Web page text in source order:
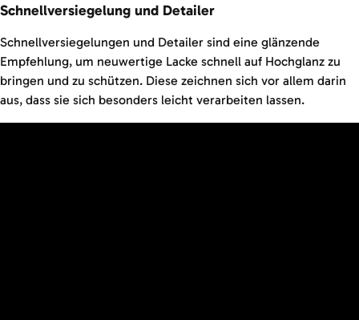
Schnellversiegelung und Detailer
Schnellversiegelungen und Detailer sind eine glänzende
Empfehlung, um neuwertige Lacke schnell auf Hochglanz zu
bringen und zu schützen. Diese zeichnen sich vor allem darin
aus, dass sie sich besonders leicht verarbeiten lassen.